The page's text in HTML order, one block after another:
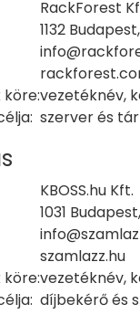
RackForest
1132
vezetéknév,
szerver és
KBOSS.hu Kft.
1031
szamlazz.hu
vezetéknév,
díjbekérő és